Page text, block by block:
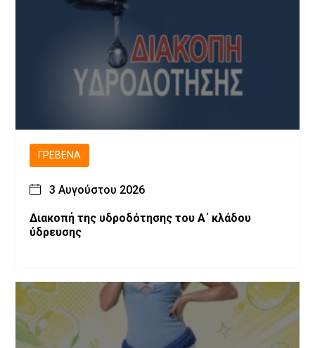
ΓΡΕΒΕΝΆ
3 Αυγούστου 2026
Διακοπή της υδροδότησης του Α΄ κλάδου
ύδρευσης